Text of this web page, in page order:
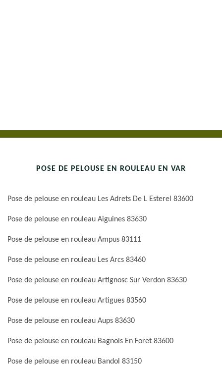
POSE DE PELOUSE EN ROULEAU EN VAR
Pose de pelouse en rouleau Les Adrets De L Esterel 83600
Pose de pelouse en rouleau Aiguines 83630
Pose de pelouse en rouleau Ampus 83111
Pose de pelouse en rouleau Les Arcs 83460
Pose de pelouse en rouleau Artignosc Sur Verdon 83630
Pose de pelouse en rouleau Artigues 83560
Pose de pelouse en rouleau Aups 83630
Pose de pelouse en rouleau Bagnols En Foret 83600
Pose de pelouse en rouleau Bandol 83150